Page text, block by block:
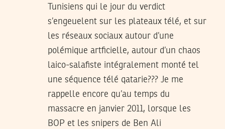
Tunisiens qui le jour du verdict
s’engeuelent sur les plateaux télé, et sur
les réseaux sociaux autour d’une
polémique artficielle, autour d’un chaos
laico-salafiste intégralement monté tel
une séquence télé qatarie??? Je me
rappelle encore qu’au temps du
massacre en janvier 2011, lorsque les
BOP et les snipers de Ben Ali